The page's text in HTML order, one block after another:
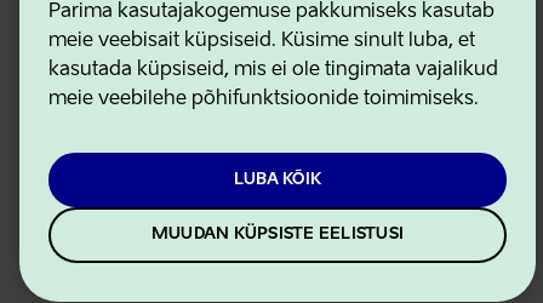
Parima kasutajakogemuse pakkumiseks kasutab
meie veebisait küpsiseid. Küsime sinult luba, et
kasutada küpsiseid, mis ei ole tingimata vajalikud
meie veebilehe põhifunktsioonide toimimiseks.
LUBA KÕIK
MUUDAN KÜPSISTE EELISTUSI